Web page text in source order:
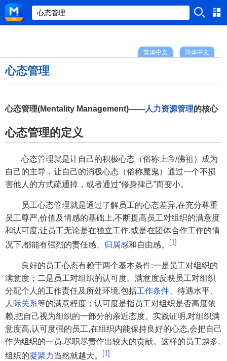
简体中文
繁体中文
心态管理
心态管理(Mentality Management)——人力资源管理的核心
心态管理的定义
心态管理就是让自己的积极心态（俗称上帝/佛祖）成为
自己的主导，让自己的消极心态（俗称魔鬼）通过一个不损
害他人的方式疏通掉，或者通过“修身律己”而变小。
员工心态管理就是通过了解员工的心态差异,在充分尊重
员工尊严,价值及情感的基础上,不断提高员工对组织的满意度
和认可度,让员工无论是在独立工作,或是在团体合作工作的情
况下,都能有强烈的责任感、 归属感和自由感。 [1]
良好的员工心态有赖于两个基本条件:一是员工对组织的
满意度；二是员工对组织的认可度。满意度反映员工对组织
分配个人的工作责任及所处环境,包括工作条件 、待遇水平、
人际关系等的满意程度；认可度是指员工对组织是否高度依
赖,把自己视为组织的一部分的亲近态度。实践证明,对组织满
意度高,认可度强的员工,在组织内能保持良好的心态,会把自己
作为组织的一员,尽职尽责作出较大的贡献。这样的员工越多,
组织的凝聚力当然就越大。 [1]